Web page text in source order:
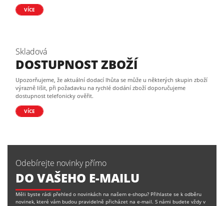
VÍCE
Skladová
DOSTUPNOST ZBOŽÍ
Upozorňujeme, že aktuální dodací lhůta se může u některých skupin zboží
výrazně lišit, při požadavku na rychlé dodání zboží doporučujeme
dostupnost telefonicky ověřit.
VÍCE
Odebírejte novinky přímo
DO VAŠEHO E-MAILU
Měli byste rádi přehled o novinkách na našem e-shopu? Přihlaste se k odběru
novinek, které vám budou pravidelně přicházet na e-mail. S námi budete vždy v